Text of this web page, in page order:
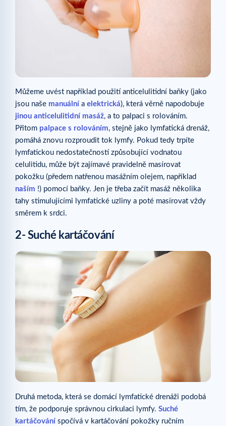
Můžeme uvést například použití anticelulitidní baňky (jako
jsou naše manuální a elektrická), která věrně napodobuje
jinou anticelulitidní masáž, a to palpaci s rolováním.
Přitom palpace s rolováním, stejně jako lymfatická drenáž,
pomáhá znovu rozproudit tok lymfy. Pokud tedy trpíte
lymfatickou nedostatečností způsobující vodnatou
celulitidu, může být zajímavé pravidelně masírovat
pokožku (předem natřenou masážním olejem, například
naším !) pomocí baňky. Jen je třeba začít masáž několika
tahy stimulujícími lymfatické uzliny a poté masírovat vždy
směrem k srdci.
2- Suché kartáčování
Druhá metoda, která se domácí lymfatické drenáži podobá
tím, že podporuje správnou cirkulaci lymfy. Suché
kartáčování spočívá v kartáčování pokožky ručním